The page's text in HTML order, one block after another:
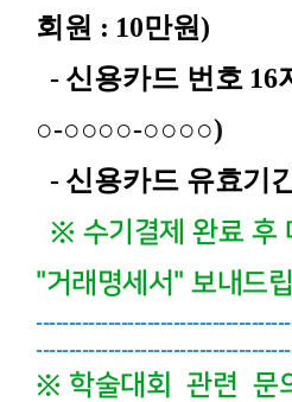
회원 : 10만원)
- 신용카드 번호 16
○-○○○○-○○○○)
- 신용카드 유효기
※ 수기결제 완료 후
"거래명세서" 보내드
※ 학술대회 관련 문